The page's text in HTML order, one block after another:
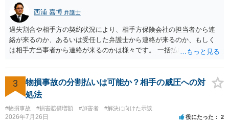
やご家族等が加入している保険に、今回の事故で利用できる弁護士費
用特約が付帯しているか なお、被害者は叔母様ご本人となりますの
で、弁護士が受任する場合には、叔母様ご本人の依頼意思等を確認す
る必要があります。日本語での十分な意思疎通が難しいとのことです
ので、そのあたりのご事情も踏まえて、依頼意思の確認方法等を検討
西浦 嘉博 弁護士
過失割合や相手方の契約状況により、相手方保険会社の担当者から連
絡が来るのか、あるいは受任した弁護士から連絡が来るのか、もしく
は相手方当事者から連絡が来るのかは様々です。 一括払いや分割払い
金の支払いにつき、分割払いに合意すれば、和解は可能です。 他方で
合意しなければ和解できないことになります。 今後の見通しを知る為
に、交渉の方向性につき、最寄りの法律事務所で相談だけでもされる
ことも検討ください。
3
物損事故の分割払いは可能か？相手の威圧への対
処法
#物損事故 #損害賠償増額 #加害者 #解決に向けた示談
2026年7月26日 役にたった 2